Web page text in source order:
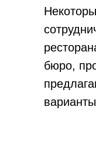
бюро,